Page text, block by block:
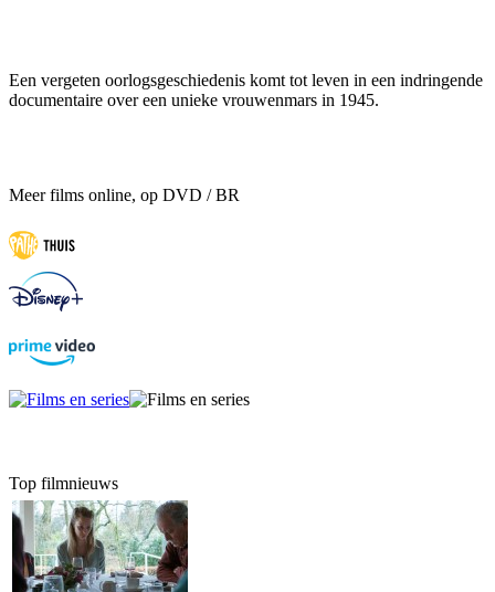
Een vergeten oorlogsgeschiedenis komt tot leven in een indringende
documentaire over een unieke vrouwenmars in 1945.
Meer films online, op DVD / BR
Top filmnieuws